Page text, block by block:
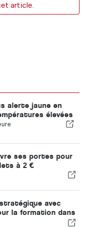
article.
alerte jaune en
élevées
ses portes pour
à 2 €
avec
la formation dans